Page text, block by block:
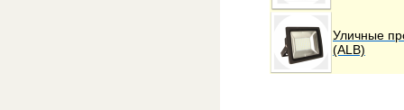
Уличные
(ALB)